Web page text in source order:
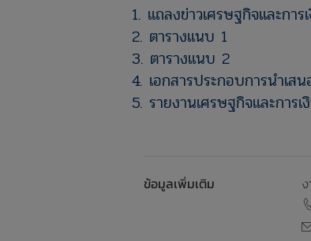
1. แถลงข่าวเศรษฐกิจและกา
2. ตารางแนบ 1
3. ตารางแนบ 2
4. เอกสารประกอบการนำเสน
5. รายงานเศรษฐกิจและการ
ข้อมูลเพิ่มเติม